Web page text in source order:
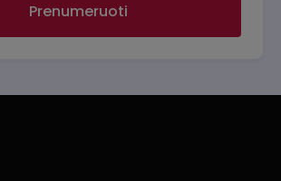
Prenumeruoti